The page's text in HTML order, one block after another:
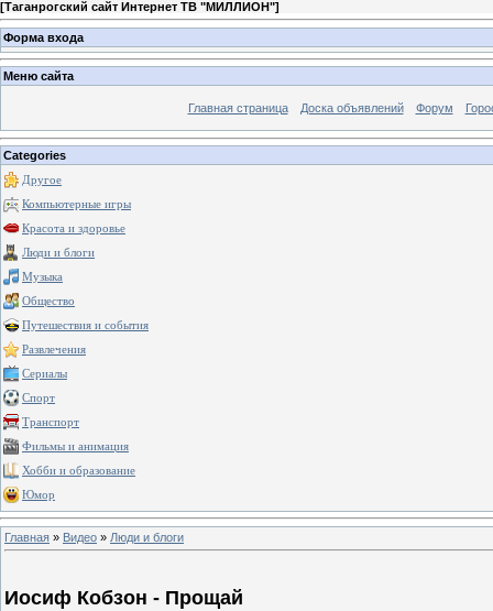
[Таганрогский сайт Интернет ТВ "МИЛЛИОН"]
Форма входа
Меню сайта
Главная страница Доска объявлений Форум
Categories
Другое
Компьютерные игры
Красота и здоровье
Люди и блоги
Музыка
Общество
Путешествия и события
Развлечения
Сериалы
Спорт
Транспорт
Фильмы и анимация
Хобби и образование
Юмор
Главная » Видео » Люди и блоги
Иосиф Кобзон - Прощай